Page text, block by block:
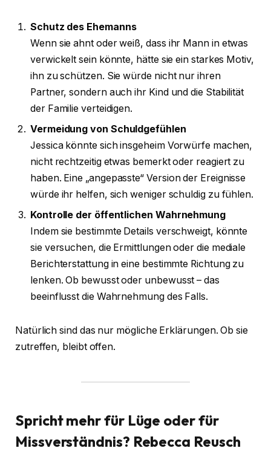
Schutz des Ehemanns
Wenn sie ahnt oder weiß, dass ihr Mann in etwas
verwickelt sein könnte, hätte sie ein starkes Motiv,
ihn zu schützen. Sie würde nicht nur ihren
Partner, sondern auch ihr Kind und die Stabilität
der Familie verteidigen.
Vermeidung von Schuldgefühlen
Jessica könnte sich insgeheim Vorwürfe machen,
nicht rechtzeitig etwas bemerkt oder reagiert zu
haben. Eine „angepasste“ Version der Ereignisse
würde ihr helfen, sich weniger schuldig zu fühlen.
Kontrolle der öffentlichen Wahrnehmung
Indem sie bestimmte Details verschweigt, könnte
sie versuchen, die Ermittlungen oder die mediale
Berichterstattung in eine bestimmte Richtung zu
lenken. Ob bewusst oder unbewusst – das
beeinflusst die Wahrnehmung des Falls.
Natürlich sind das nur mögliche Erklärungen. Ob sie
zutreffen, bleibt offen.
Spricht mehr für Lüge oder für
Missverständnis? Rebecca Reusch